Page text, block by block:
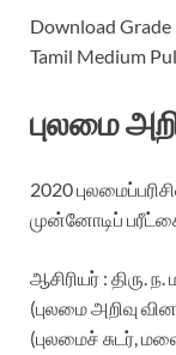
Download Grade
Tamil Medium
புலமை
2020
முன்னோடிப்
ஆசிரியர் : திரு.
(புலமை அறிவு
(புலமைச் சுடர்,